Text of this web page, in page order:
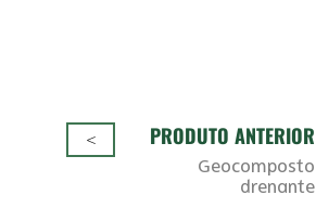
< PRODUTO ANTERIOR
Geocomposto
drenante